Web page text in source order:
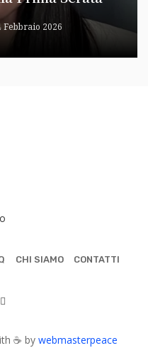
Febbraio 2026
CHI SIAMO CONTATTI
☕ by webmasterpeace